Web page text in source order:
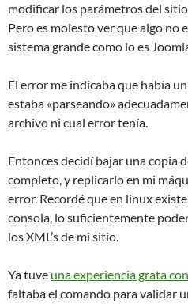
modificar los parámetros del
Pero es molesto ver que algo no
sistema grande como lo es
El error me indicaba que había
estaba «parseando»
archivo ni cual error tenía.
Entonces decidí bajar una copia
completo, y replicarlo en mi
error. Recordé que en linux
consola, lo suficientemente
los XML’s de mi sitio.
Ya tuve una experiencia grata
faltaba el comando para validar